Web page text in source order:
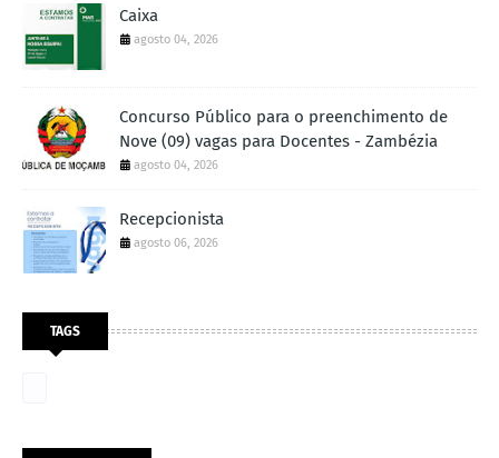
Caixa
agosto 04, 2026
Concurso Público para o preenchimento de
Nove (09) vagas para Docentes - Zambézia
agosto 04, 2026
Recepcionista
agosto 06, 2026
TAGS